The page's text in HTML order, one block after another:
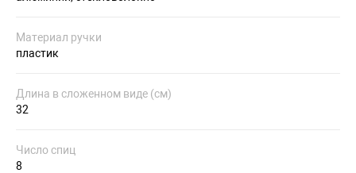
Материал ручки
пластик
Длина в сложенном виде (см)
32
Число спиц
8